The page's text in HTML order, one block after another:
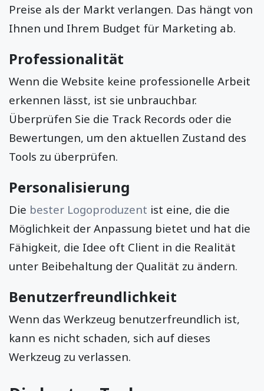
Preise als der Markt verlangen. Das hängt von
Ihnen und Ihrem Budget für Marketing ab.
Professionalität
Wenn die Website keine professionelle Arbeit
erkennen lässt, ist sie unbrauchbar.
Überprüfen Sie die Track Records oder die
Bewertungen, um den aktuellen Zustand des
Tools zu überprüfen.
Personalisierung
Die bester Logoproduzent ist eine, die die
Möglichkeit der Anpassung bietet und hat die
Fähigkeit, die Idee oft Client in die Realität
unter Beibehaltung der Qualität zu ändern.
Benutzerfreundlichkeit
Wenn das Werkzeug benutzerfreundlich ist,
kann es nicht schaden, sich auf dieses
Werkzeug zu verlassen.